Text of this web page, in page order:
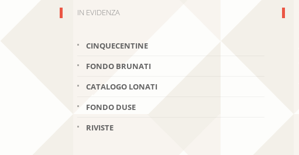
IN EVIDENZA
CINQUECENTINE
FONDO BRUNATI
CATALOGO LONATI
FONDO DUSE
RIVISTE